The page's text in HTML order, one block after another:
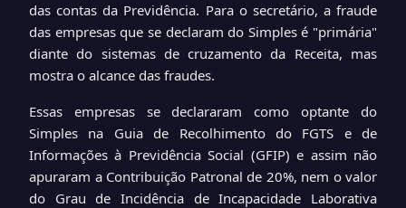
das contas da Previdência. Para o secretário, a fraude
das empresas que se declaram do Simples é "primária"
diante do sistemas de cruzamento da Receita, mas
mostra o alcance das fraudes.
Essas empresas se declararam como optante do
Simples na Guia de Recolhimento do FGTS e de
Informações à Previdência Social (GFIP) e assim não
apuraram a Contribuição Patronal de 20%, nem o valor
do Grau de Incidência de Incapacidade Laborativa